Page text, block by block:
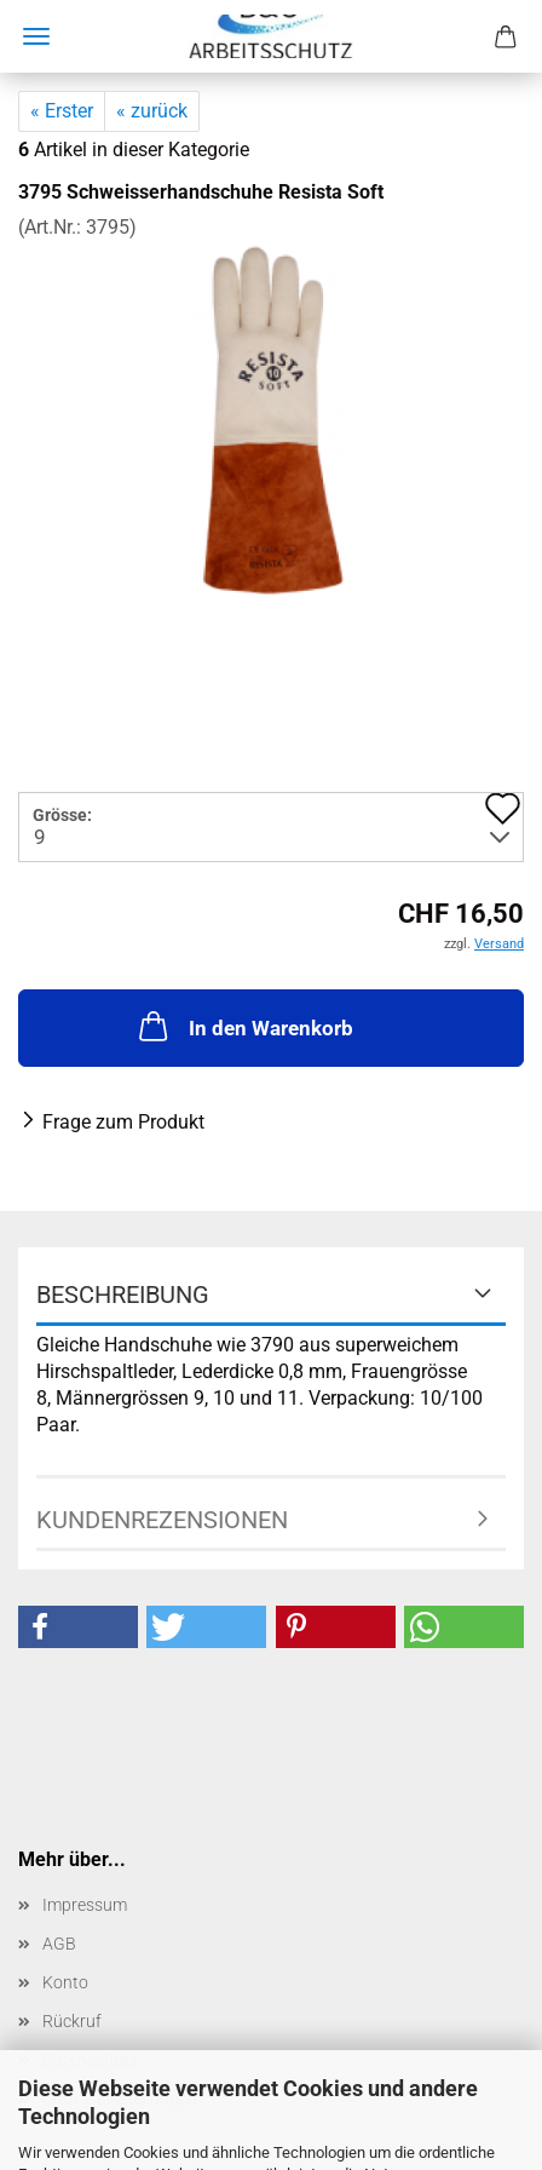
Diese Webseite verwendet Cookies und andere
Technologien
Wir verwenden Cookies und ähnliche Technologien um die ordentliche
« Erster
« zurück
6 Artikel in dieser Kategorie
3795 Schweis­s­er­hand­schu­he Re­sis­ta Soft
(Art.Nr.: 3795)
Grösse:
CHF 16,50
zzgl. Versand
In den Warenkorb
Frage zum Produkt
BESCHREIBUNG
Gleiche Handschuhe wie 3790 aus superweichem
Hirschspaltleder, Lederdicke 0,8 mm, Frauengrösse
8, Männergrössen 9, 10 und 11. Verpackung: 10/100
Paar.
KUNDENREZENSIONEN
Mehr über...
Impressum
AGB
Konto
Rückruf
Cookie Einstellungen